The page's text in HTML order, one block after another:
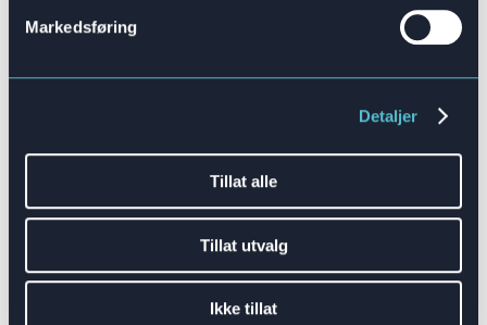
Markedsføring
Detaljer
Tillat alle
Tillat utvalg
Ikke tillat
miste. Opplæring må være grundig,
men samtidig effektiv. DAP-er gir
ansatte sanntidsveiledning som hjelper
dem på veien mot sertifisering.